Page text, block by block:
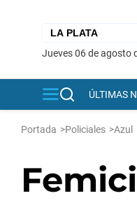
jueves 06 de agosto
ÚLTIMAS
Portada >Policiales >Azul